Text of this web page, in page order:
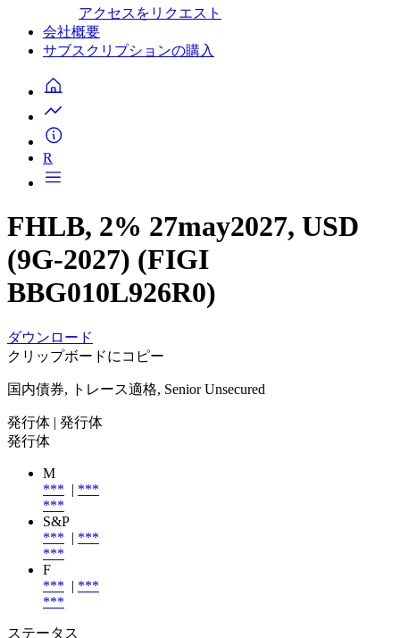
アクセスをリクエスト
会社概要
サブスクリプションの購入
R
FHLB, 2% 27may2027, USD
(9G-2027) (FIGI
BBG010L926R0)
ダウンロード
クリップボードにコピー
国内債券, トレース適格, Senior Unsecured
発行体 | 発行体
発行体
M
*** | ***
***
S&P
*** | ***
***
F
*** | ***
***
ステータス